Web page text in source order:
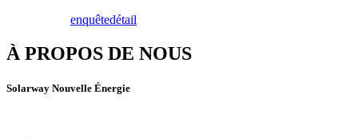
enquêtedétail
À PROPOS DE NOUS
Solarway Nouvelle Énergie